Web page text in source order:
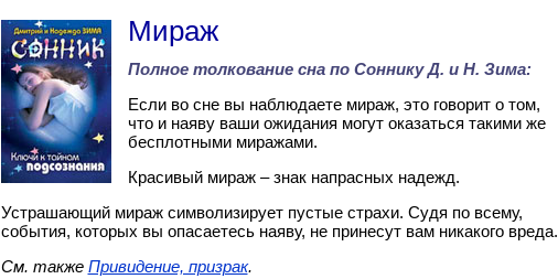
Мираж
Полное толкование сна по Соннику Д. и Н. Зима:
Если во сне вы наблюдаете мираж, это говорит о том,
что и наяву ваши ожидания могут оказаться такими же
бесплотными миражами.
Красивый мираж – знак напрасных надежд.
Устрашающий мираж символизирует пустые страхи. Судя по всему,
события, которых вы опасаетесь наяву, не принесут вам никакого вреда.
См. также Привидение, призрак.